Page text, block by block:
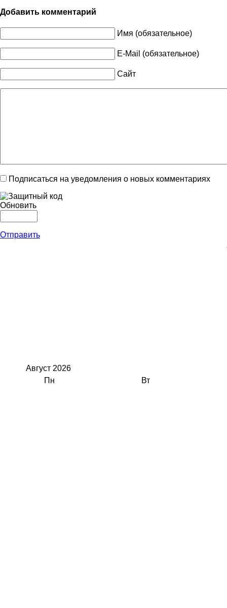
Добавить комментарий
Имя (обязательное)
E-Mail (обязательное)
Сайт
Подписаться на уведомления о новых комментариях
Обновить
Отправить
Август 2026
Пн
Вт